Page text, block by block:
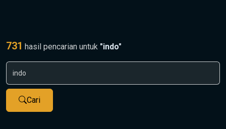
731 hasil pencarian untuk "indo"
Cari